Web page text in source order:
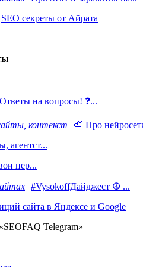
SEO секреты от Айрата
на вопросы! ❓...
🦥 Про
агентст...
пер...
#VysokoffДайджест ☮️ ...
Telegram»